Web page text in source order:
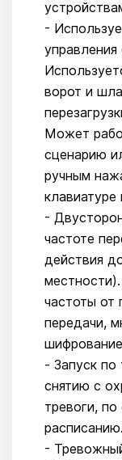
-
управления
ворот и
Может
сценарию
ручным
-
частоте
действия
частоты от
передачи,
- Запуск по
снятию с
тревоги,
-